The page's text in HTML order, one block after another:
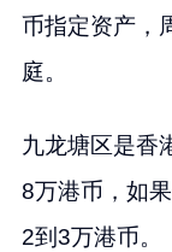
币指定资产，
庭。
九龙塘区是香
8万港币，如
2到3万港币。